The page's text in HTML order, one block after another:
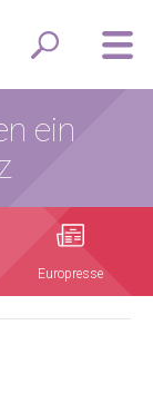
ein
Europresse